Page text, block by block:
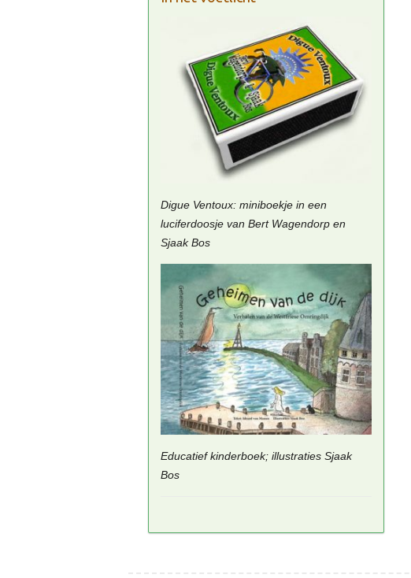
Digue Ventoux: miniboekje in een
luciferdoosje van Bert Wagendorp en
Sjaak Bos
Educatief kinderboek; illustraties Sjaak
Bos